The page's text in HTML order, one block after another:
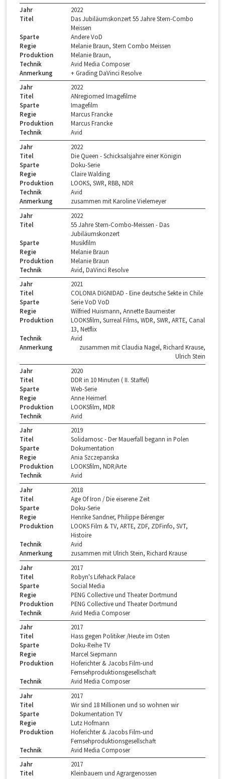
Jahr
2022
Titel
Das Jubiläumskonzert 55 Jahre Stern-Combo
Meissen
Sparte
Andere VoD
Regie
Melanie Braun, Stern Combo Meissen
Produktion
Melanie Braun,
Technik
Avid Media Composer
Anmerkung
+ Grading DaVinci Resolve
Jahr
2022
Titel
ANregiomed Imagefilme
Sparte
Imagefilm
Regie
Marcus Francke
Produktion
Marcus Francke
Technik
Avid
Jahr
2022
Titel
Die Queen - Schicksalsjahre einer Königin
Sparte
Doku-Serie
Regie
Claire Walding
Produktion
LOOKS, SWR, RBB, NDR
Technik
Avid
Anmerkung
zusammen mit Karoline Vielemeyer
Jahr
2022
Titel
55 Jahre Stern-Combo-Meissen - Das
Jubiläumskonzert
Sparte
Musikfilm
Regie
Melanie Braun
Produktion
Melanie Braun
Technik
Avid, DaVinci Resolve
Jahr
2021
Titel
COLONIA DIGNIDAD - Eine deutsche Sekte in Chile
Sparte
Serie VoD VoD
Regie
Wilfried Huismann, Annette Baumeister
Produktion
LOOKSfilm, Surreal Films, WDR, SWR, ARTE, Canal
13, Netflix
Technik
Avid
Anmerkung
zusammen mit Claudia Nagel, Richard Krause,
Ulrich Stein
Jahr
2020
Titel
DDR in 10 Minuten ( II. Staffel)
Sparte
Web-Serie
Regie
Anne Heimerl
Produktion
LOOKSfilm, MDR
Technik
Avid
Jahr
2019
Titel
Solidarnosc - Der Mauerfall begann in Polen
Sparte
Dokumentation
Regie
Ania Szczepanska
Produktion
LOOKSfilm, NDR/Arte
Technik
Avid
Jahr
2018
Titel
Age Of Iron / Die eiserene Zeit
Sparte
Doku-Serie
Regie
Henrike Sandner, Philippe Bérenger
Produktion
LOOKS Film & TV, ARTE, ZDF, ZDFinfo, SVT,
Histoire
Technik
Avid
Anmerkung
zusammen mit Ulrich Stein, Richard Krause
Jahr
2017
Titel
Robyn's Lifehack Palace
Sparte
Social Media
Regie
PENG Collective und Theater Dortmund
Produktion
PENG Collective und Theater Dortmund
Technik
Avid Media Composer
Jahr
2017
Titel
Hass gegen Politiker /Heute im Osten
Sparte
Doku-Reihe TV
Regie
Marcel Siepmann
Produktion
Hoferichter & Jacobs Film-und
Fernsehproduktionsgesellschaft
Technik
Avid Media Composer
Jahr
2017
Titel
Wir sind 18 Millionen und so wohnen wir
Sparte
Dokumentation TV
Regie
Lutz Hofmann
Produktion
Hoferichter & Jacobs Film-und
Fernsehproduktionsgesellschaft
Technik
Avid Media Composer
Jahr
2017
Titel
Kleinbauern und Agrargenossen